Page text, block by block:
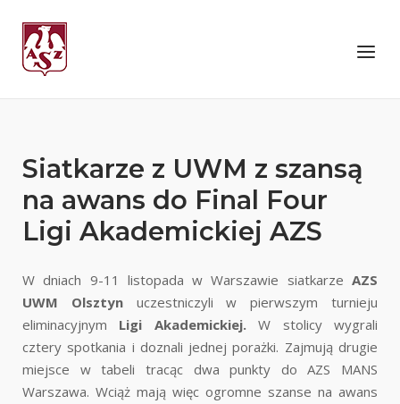
content
Home
Menu
Siatkarze z UWM z szansą
na awans do Final Four
Ligi Akademickiej AZS
W dniach 9-11 listopada w Warszawie siatkarze AZS
UWM Olsztynuczestniczyli w pierwszym turnieju
eliminacyjnym Ligi Akademickiej.W stolicy wygrali
cztery spotkania i doznali jednej porażki. Zajmują drugie
miejsce w tabeli tracąc dwa punkty do AZS MANS
Warszawa. Wciąż mają więc ogromne szanse na awans